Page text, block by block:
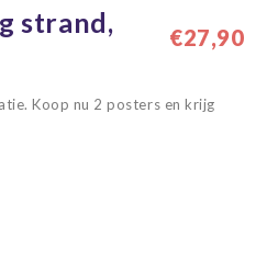
strand,
€27,90
Koop nu 2 posters en krijg